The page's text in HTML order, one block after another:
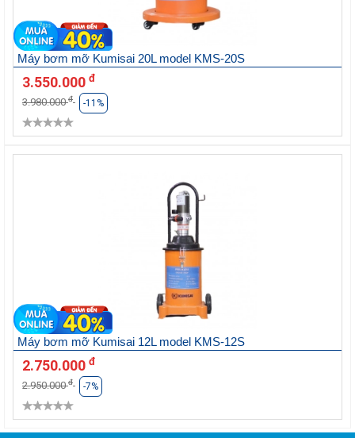
Máy bơm mỡ Kumisai 20L model KMS-20S
3.550.000 đ
3.980.000đ -11%
Máy bơm mỡ Kumisai 12L model KMS-12S
2.750.000 đ
2.950.000đ -7%